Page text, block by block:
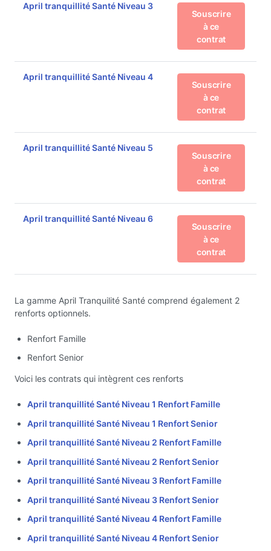
April tranquillité Santé Niveau 3
Souscrire
à ce
contrat
April tranquillité Santé Niveau 4
Souscrire
à ce
contrat
April tranquillité Santé Niveau 5
Souscrire
à ce
contrat
April tranquillité Santé Niveau 6
Souscrire
à ce
contrat
La gamme April Tranquilité Santé comprend également 2
renforts optionnels.
Renfort Famille
Renfort Senior
Voici les contrats qui intègrent ces renforts
April tranquillité Santé Niveau 1 Renfort Famille
April tranquillité Santé Niveau 1 Renfort Senior
April tranquillité Santé Niveau 2 Renfort Famille
April tranquillité Santé Niveau 2 Renfort Senior
April tranquillité Santé Niveau 3 Renfort Famille
April tranquillité Santé Niveau 3 Renfort Senior
April tranquillité Santé Niveau 4 Renfort Famille
April tranquillité Santé Niveau 4 Renfort Senior